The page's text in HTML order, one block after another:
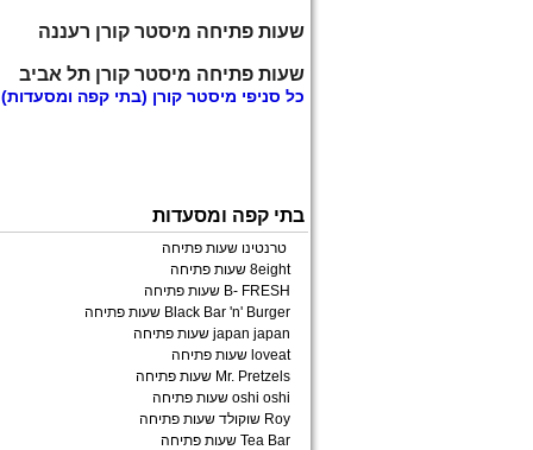
שעות פתיחה מיסטר קורן רעננה
שעות פתיחה מיסטר קורן תל אביב
כל סניפי מיסטר קורן (בתי קפה ומסעדות)
בתי קפה ומסעדות
טרנטינו שעות פתיחה
8eight שעות פתיחה
B- FRESH שעות פתיחה
Black Bar 'n' Burger שעות פתיחה
japan japan שעות פתיחה
loveat שעות פתיחה
Mr. Pretzels שעות פתיחה
oshi oshi שעות פתיחה
Roy שוקולד שעות פתיחה
Tea Bar שעות פתיחה